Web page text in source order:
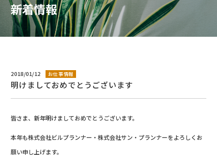
新着情報
会社情報
ビルオーナー様へ
新着情報
2018/01/12 お仕事情報
明けましておめでとうございます
皆さま、新年明けましておめでとうございます。
本年も株式会社ビルプランナー・株式会社サン・プランナーをよろしくお
願い申し上げます。